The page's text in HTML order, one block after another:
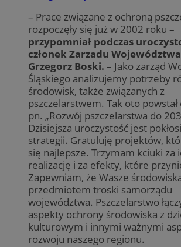
– Prace związane z ochroną
rozpoczęły się już w 2002 roku –
przypomniał podczas
członek Zarzadu
Grzegorz Boski. – Jako zarząd
Śląskiego analizujemy potrzeby
środowisk, także związanych z
pszczelarstwem. Tak oto
pn. „Rozwój pszczelarstwa do
Dzisiejsza uroczystość jest
strategii. Gratuluję projektów,
się najlepsze. Trzymam kciuki za
realizację i za efekty, które
Zapewniam, że Wasze
przedmiotem troski samorządu
województwa. Pszczelarstwo
aspekty ochrony środowiska z
kulturowym i innymi ważnymi
rozwoju naszego regionu.